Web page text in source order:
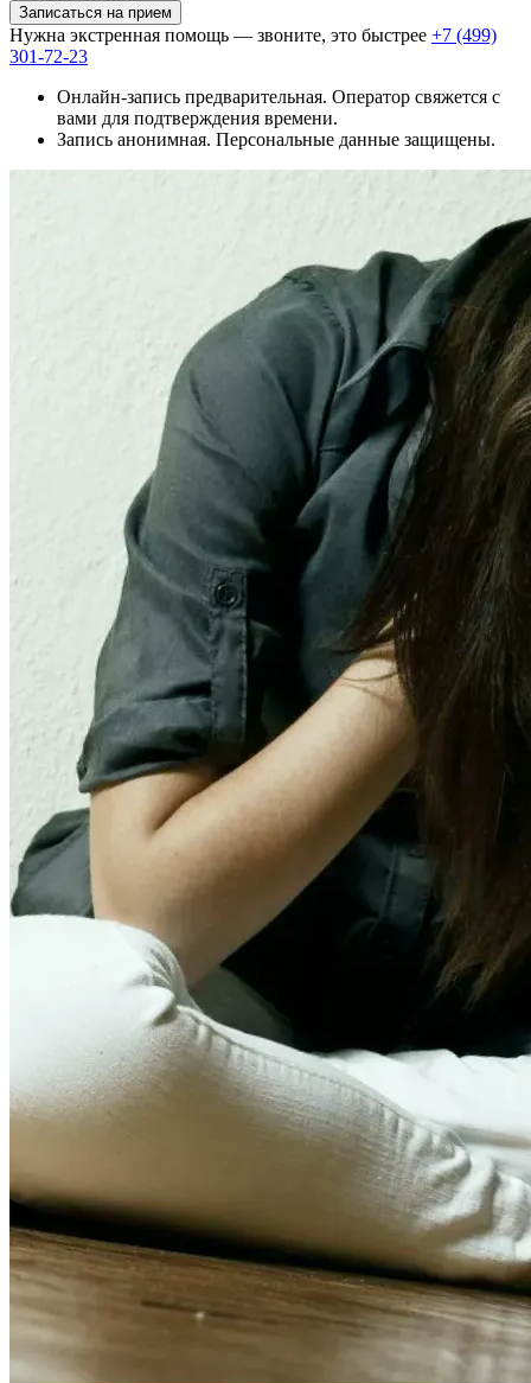
Записаться на прием
Нужна экстренная помощь — звоните, это быстрее +7 (499)
301-72-23
Онлайн-запись предварительная. Оператор свяжется с
вами для подтверждения времени.
Запись анонимная. Персональные данные защищены.